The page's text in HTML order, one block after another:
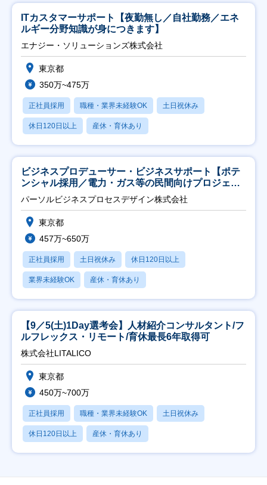
ITカスタマーサポート【夜勤無し／自社勤務／エネ
ルギー分野知識が身につきます】
エナジー・ソリューションズ株式会社
東京都
350万~475万
正社員採用 職種・業界未経験OK 土日祝休み
休日120日以上 産休・育休あり
ビジネスプロデューサー・ビジネスサポート【ポテ
ンシャル採用／電力・ガス等の民間向けプロジェク
ト推進】
パーソルビジネスプロセスデザイン株式会社
東京都
457万~650万
正社員採用 土日祝休み 休日120日以上
業界未経験OK 産休・育休あり
【9／5(土)1Day選考会】人材紹介コンサルタント/フ
ルフレックス・リモート/育休最長6年取得可
株式会社LITALICO
東京都
450万~700万
正社員採用 職種・業界未経験OK 土日祝休み
休日120日以上 産休・育休あり